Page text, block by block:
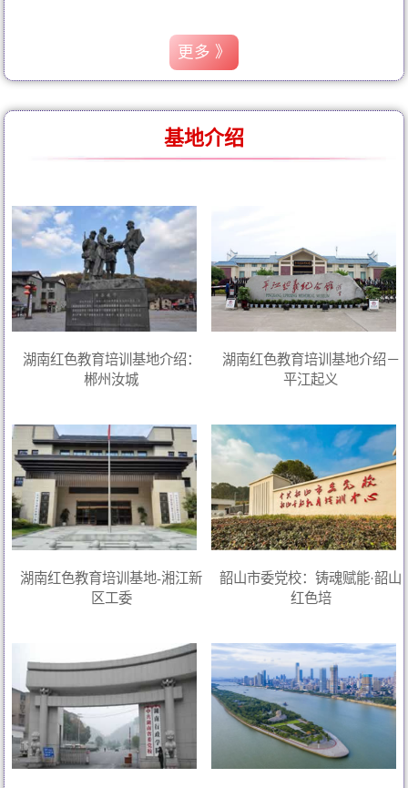
更多 》
基地介绍
湖南红色教育培训基地介绍：
郴州汝城
湖南红色教育培训基地介绍－
平江起义
湖南红色教育培训基地-湘江新
区工委
韶山市委党校：铸魂赋能·韶山
红色培